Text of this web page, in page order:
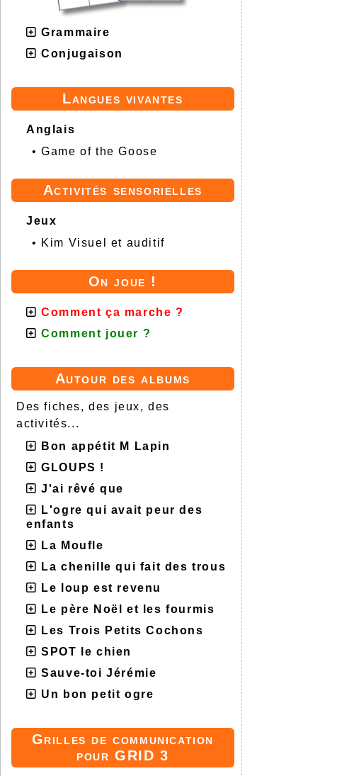
Grammaire
Conjugaison
Langues vivantes
Anglais
•Game of the Goose
Activités sensorielles
Jeux
• Kim Visuel et auditif
On joue !
Comment ça marche ?
Comment jouer ?
Autour des albums
Des fiches, des jeux, des
activités...
Bon appétit M Lapin
GLOUPS !
J'ai rêvé que
L'ogre qui avait peur des
enfants
La Moufle
La chenille qui fait des trous
Le loup est revenu
Le père Noël et les fourmis
Les Trois Petits Cochons
SPOT le chien
Sauve-toi Jérémie
Un bon petit ogre
Grilles de communication
pour GRID 3